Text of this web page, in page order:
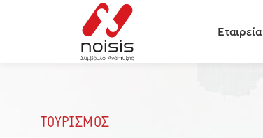
Εταιρεία
ΤΟΥΡΙΣΜΟΣ